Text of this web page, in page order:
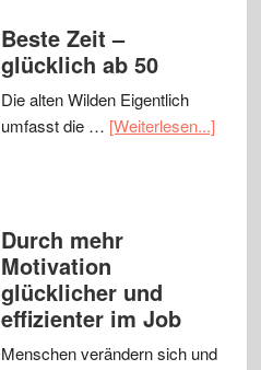
Beste Zeit –
glücklich ab 50
Die alten Wilden Eigentlich
umfasst die … [Weiterlesen...]
Durch mehr
Motivation
glücklicher und
effizienter im Job
Menschen verändern sich und